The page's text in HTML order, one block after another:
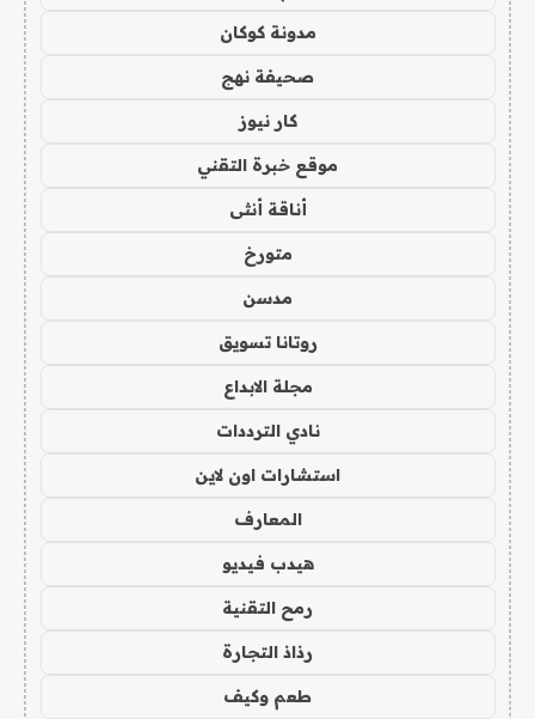
مدونة كوكان
صحيفة نهج
كار نيوز
موقع خبرة التقني
أناقة أنثى
متورخ
مدسن
روتانا تسويق
مجلة الابداع
نادي الترددات
استشارات اون لاين
المعارف
هيدب فيديو
رمح التقنية
رذاذ التجارة
طعم وكيف